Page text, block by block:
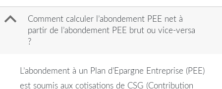
B
Comment calculer l’abondement PEE net à
partir de l’abondement PEE brut ou vice-versa
?
L’abondement à un Plan d’Epargne Entreprise (PEE)
est soumis aux cotisations de CSG (Contribution